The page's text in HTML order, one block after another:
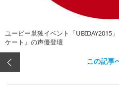
ユービー単独イベント「UBIDAY2015
ケート』の声優登壇
この記事